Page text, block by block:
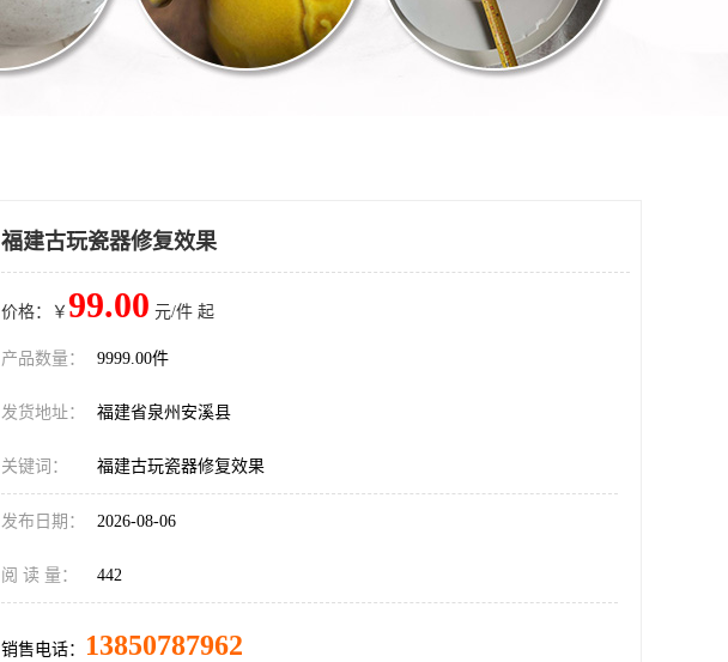
福建古玩瓷器修复效果
价格：￥ 99.00 元/件 起
产品数量： 9999.00件
发货地址： 福建省泉州安溪县
关键词： 福建古玩瓷器修复效果
发布日期： 2026-08-06
阅 读 量： 442
销售电话： 13850787962